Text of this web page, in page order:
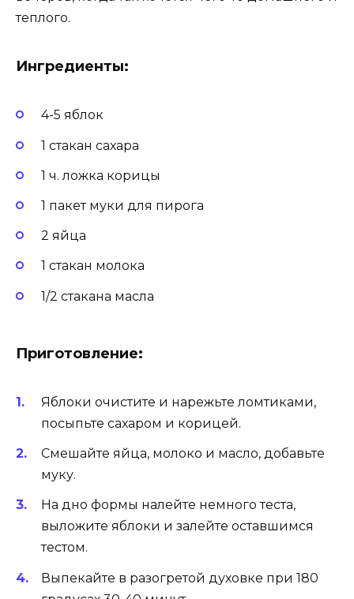
теплого.
Ингредиенты:
4-5 яблок
1 стакан сахара
1 ч. ложка корицы
1 пакет муки для пирога
2 яйца
1 стакан молока
1/2 стакана масла
Приготовление:
Яблоки очистите и нарежьте ломтиками,
посыпьте сахаром и корицей.
Смешайте яйца, молоко и масло, добавьте
муку.
На дно формы налейте немного теста,
выложите яблоки и залейте оставшимся
тестом.
Выпекайте в разогретой духовке при 180